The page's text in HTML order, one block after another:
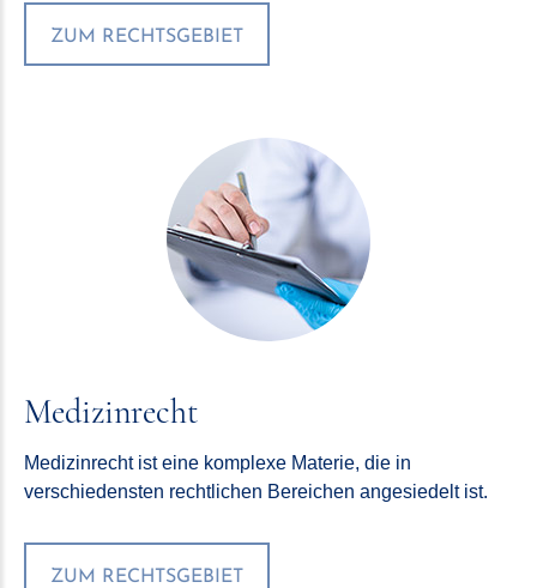
ZUM RECHTSGEBIET
Medizinrecht
Medizinrecht ist eine komplexe Materie, die in
verschiedensten rechtlichen Bereichen angesiedelt ist.
ZUM RECHTSGEBIET